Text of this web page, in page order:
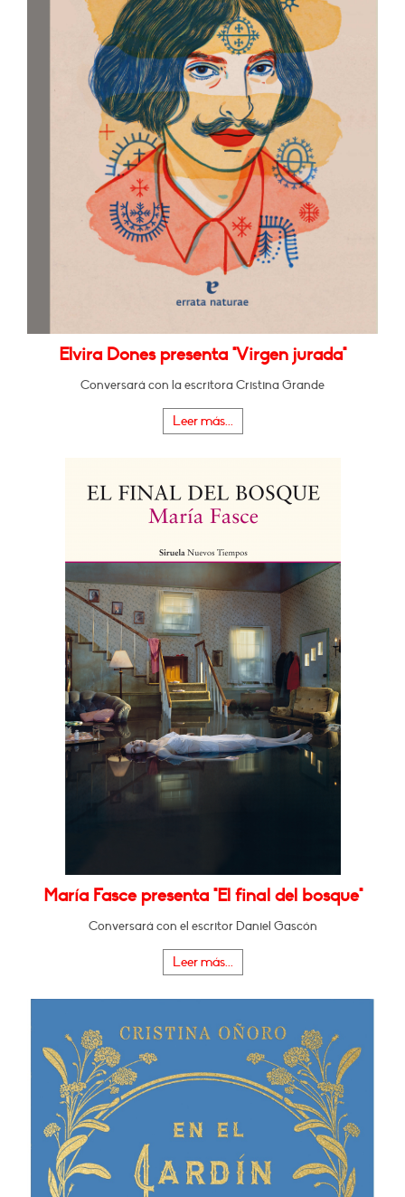
Elvira Dones presenta "Virgen jurada"
Conversará con la escritora Cristina Grande
Leer más...
María Fasce presenta "El final del bosque"
Conversará con el escritor Daniel Gascón
Leer más...